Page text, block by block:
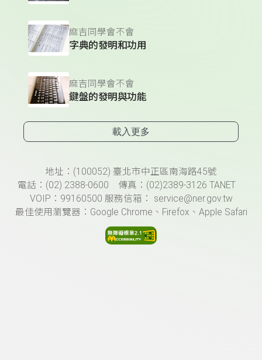
麻吉同學會不會
字典的發明和功用
麻吉同學會不會
鍵盤的發明與功能
載入更多
頁尾資訊地址：(100052) 臺北市中正區南海路45號
電話：(02) 2388-0600 傳真：(02)2389-3126 TANET
VOIP：99160500 服務信箱： service@ner.gov.tw
最佳使用瀏覽器：Google Chrome、Firefox、Apple Safari